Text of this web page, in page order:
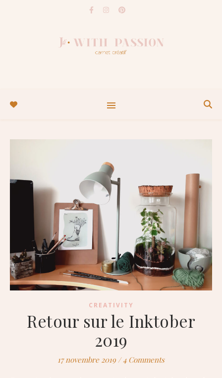
CREATIVITY
Retour sur le Inktober
2019
17 novembre 2019 / 4 Comments